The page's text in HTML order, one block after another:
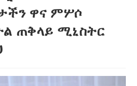
ዋና ምሦሶ
ጠቅላይ ሚኒስትር